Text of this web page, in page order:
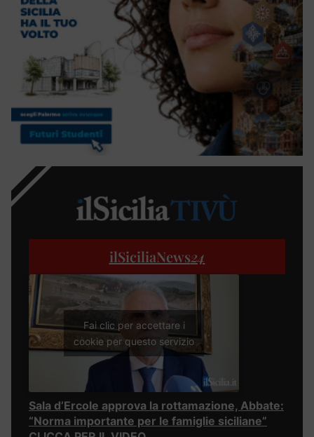
ilSiciliaNews24
Fai clic per accettare i
cookie per questo servizio
Sala d’Ercole approva la rottamazione, Abbate:
“Norma importante per le famiglie siciliane”